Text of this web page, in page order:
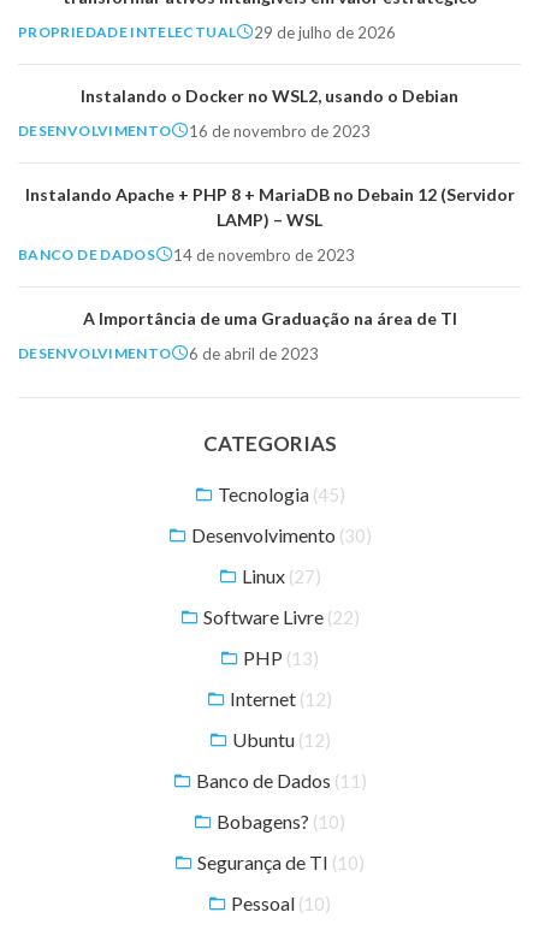
PROPRIEDADE INTELECTUAL 29 de julho de 2026
Instalando o Docker no WSL2, usando o Debian
DESENVOLVIMENTO 16 de novembro de 2023
Instalando Apache + PHP 8 + MariaDB no Debain 12 (Servidor
LAMP) – WSL
BANCO DE DADOS 14 de novembro de 2023
A Importância de uma Graduação na área de TI
DESENVOLVIMENTO 6 de abril de 2023
CATEGORIAS
Tecnologia (45)
Desenvolvimento (30)
Linux (27)
Software Livre (22)
PHP (13)
Internet (12)
Ubuntu (12)
Banco de Dados (11)
Bobagens? (10)
Segurança de TI (10)
Pessoal (10)